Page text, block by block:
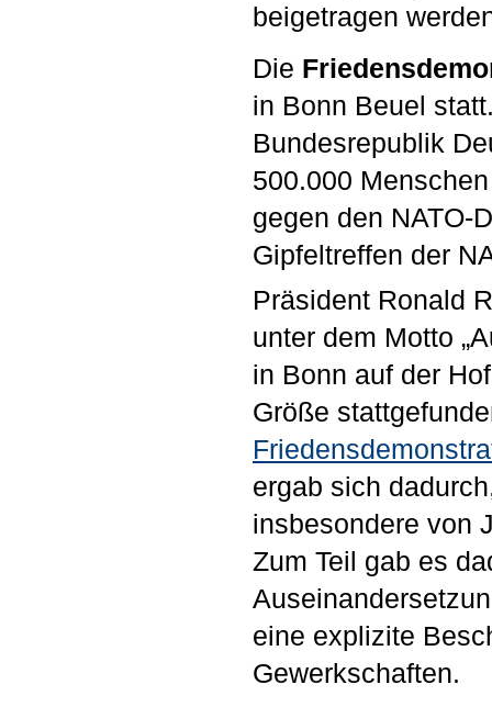
beigetragen
Die
in Bonn Beuel
Bundesrepublik
500.000
gegen den NATO-
Gipfeltreffen der
Präsident Ronald
unter dem Motto
in Bonn auf der
Größe
ergab sich
insbesondere von
Zum Teil gab es
eine explizite
Gewerkschaften.